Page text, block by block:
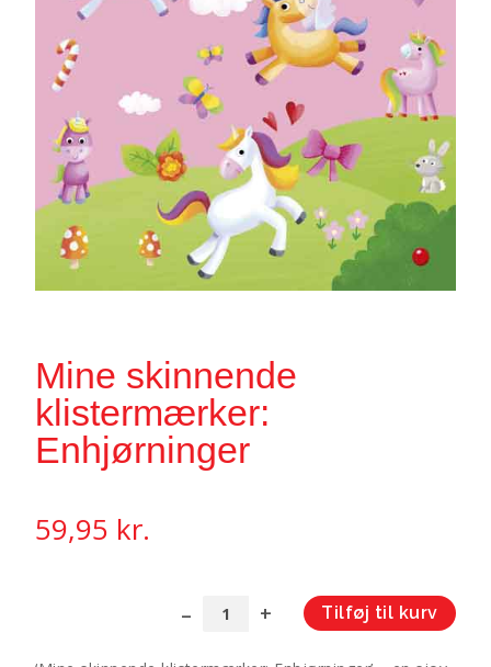
Mine skinnende
klistermærker:
Enhjørninger
59,95 kr.
Mine
Tilføj til kurv
A